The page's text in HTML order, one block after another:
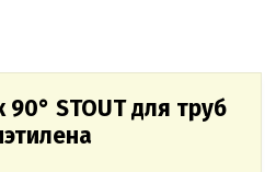
90° STOUT для труб